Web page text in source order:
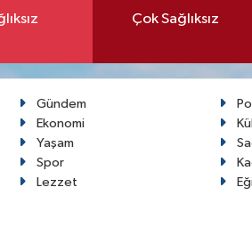
Çok Sağlıksız
Gündem
Ekonomi
Yaşam
Spor
Lezzet